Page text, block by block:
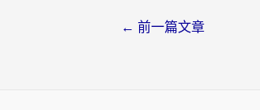
← 前一篇文章